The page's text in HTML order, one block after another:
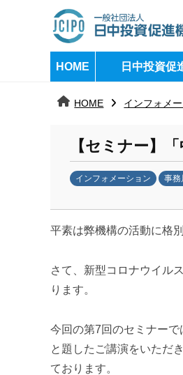
日
中
進
機
構
j
HOME 日中投資促
HOME インフォメ
【セミナー】
インフォメーション 事務
k
n
a
i
平素は弊機構の活動に格
さて、新型コロナウイル
ります。
今回の第7回のセミナーで
と題したご講演をいただ
ております。